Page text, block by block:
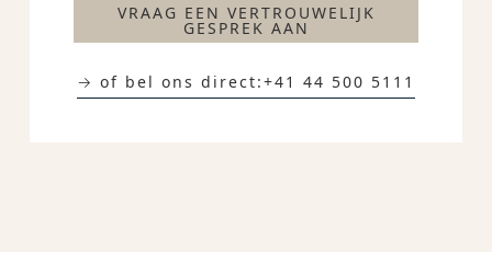
VRAAG EEN VERTROUWELIJK
GESPREK AAN
→ of bel ons direct:+41 44 500 5111